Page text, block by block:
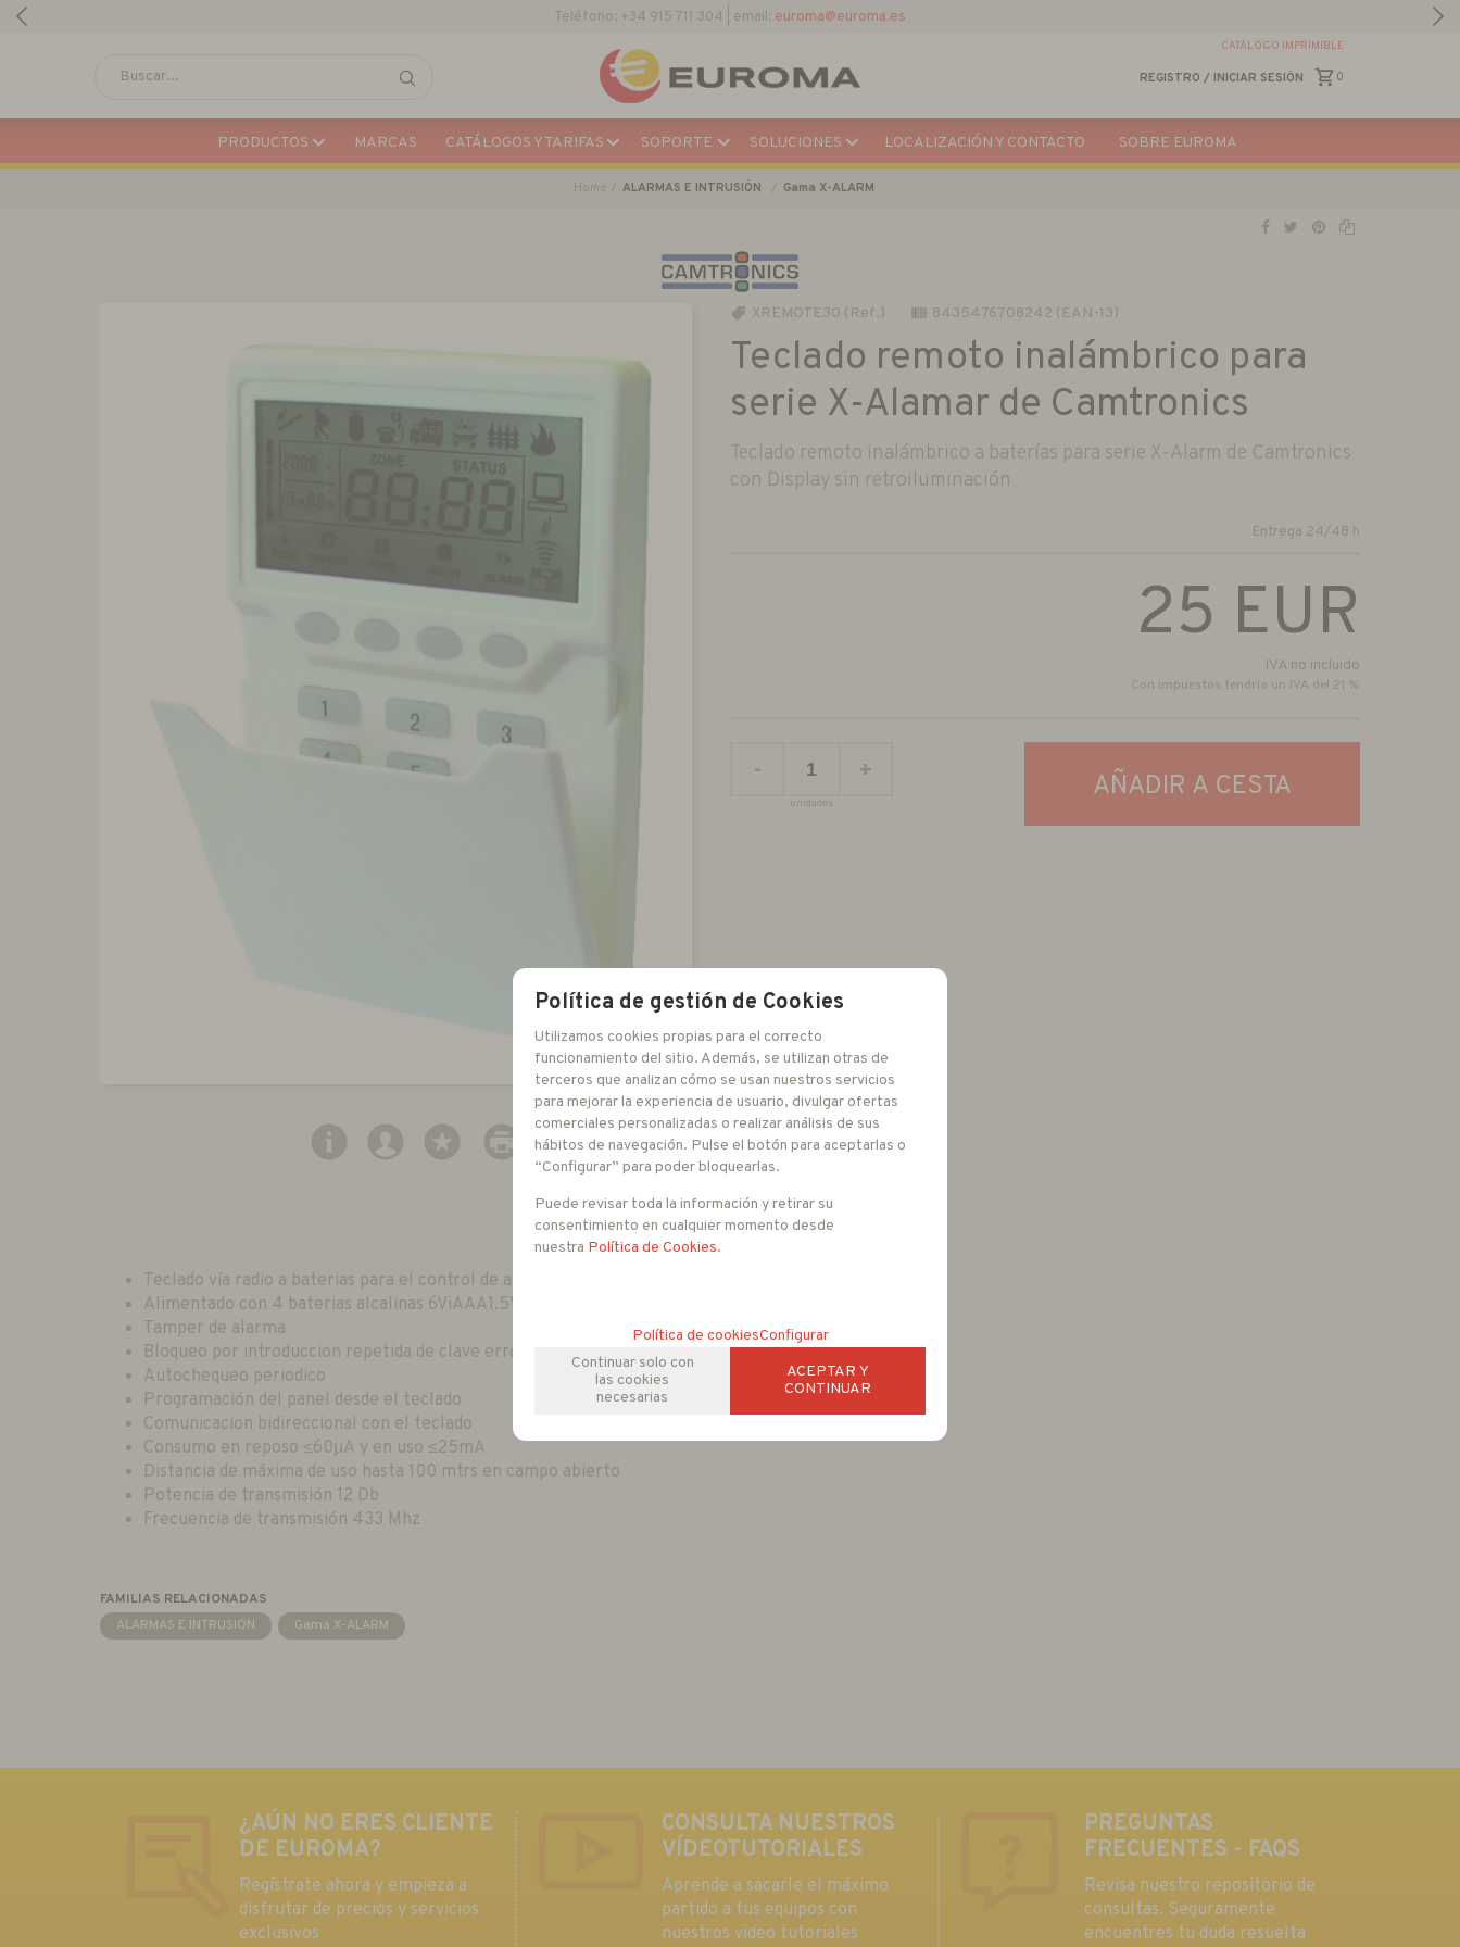
Descargar Catálogo Actual
REGISTRO / INICIAR SESIÓN 0
CATÁLOGO IMPRIMIBLE
PRODUCTOS MARCAS CATÁLOGOS Y TARIFAS SOPORTE SOLUCIONES LOCALIZACIÓN Y CONTACTO SOBRE EUROMA
Home ALARMAS E INTRUSIÓN Gama X-ALARM
XREMOTE30 (Ref.) 8435476708242 (EAN-13)
Teclado remoto inalámbrico para
serie X-Alamar de Camtronics
Teclado remoto inalámbrico a baterías para serie X-Alarm de Camtronics
con Display sin retroiluminación
Entrega 24/48 h
25 EUR
IVA no incluido
Con impuestos tendría un IVA del 21 %
-
unidades
+ AÑADIR A CESTA
Teclado vía radio a baterias para el control de alarmas de la serie X-ALARM de Camtronics
Alimentado con 4 baterias alcalinas 6ViAAA1.5V*4j
Tamper de alarma
Bloqueo por introduccion repetida de clave erronea
Autochequeo periodico
Programación del panel desde el teclado
Comunicacion bidireccional con el teclado
Consumo en reposo ≤60μA y en uso ≤25mA
Distancia de máxima de uso hasta 100 mtrs en campo abierto
Potencia de transmisión 12 Db
Frecuencia de transmisión 433 Mhz
FAMILIAS RELACIONADAS
ALARMAS E INTRUSIÓN
Gama X-ALARM
¿AÚN NO ERES CLIENTE
DE EUROMA?
Regístrate ahora y empieza a
disfrutar de precios y servicios
exclusivos
CONSULTA NUESTROS
VÍDEOTUTORIALES
Aprende a sacarle el máximo
partido a tus equipos con
nuestros video tutoriales
PREGUNTAS
FRECUENTES - FAQS
Revisa nuestro repositorio de
consultas. Seguramente
encuentres tu duda resuelta
Política de gestión de Cookies
Utilizamos cookies propias para el correcto
funcionamiento del sitio. Además, se utilizan otras de
terceros que analizan cómo se usan nuestros servicios
para mejorar la experiencia de usuario, divulgar ofertas
comerciales personalizadas o realizar análisis de sus
hábitos de navegación. Pulse el botón para aceptarlas o
“Configurar” para poder bloquearlas.
Puede revisar toda la información y retirar su
consentimiento en cualquier momento desde
nuestra Política de Cookies.
Política de cookiesConfigurar
Continuar solo con
las cookies
necesarias
ACEPTAR Y
CONTINUAR